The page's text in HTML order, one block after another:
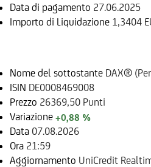
Data di pagamento 27.06.2025
Importo di Liquidazione 1,3404
Nome del sottostante DAX®
ISIN DE0008469008
Prezzo 26369,50 Punti
Variazione +0,88 %
Data 07.08.2026
Ora 21:59
Aggiornamento UniCredit